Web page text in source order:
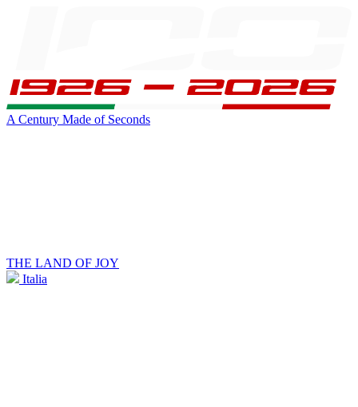
A Century Made of Seconds
THE LAND OF JOY
Italia